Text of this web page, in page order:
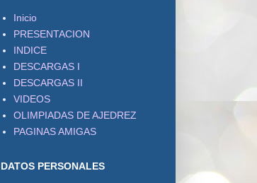
Inicio
PRESENTACION
INDICE
DESCARGAS I
DESCARGAS II
VIDEOS
OLIMPIADAS DE AJEDREZ
PAGINAS AMIGAS
DATOS PERSONALES